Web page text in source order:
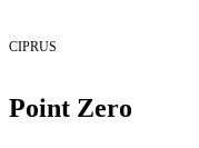
CIPRUS
Point Zero